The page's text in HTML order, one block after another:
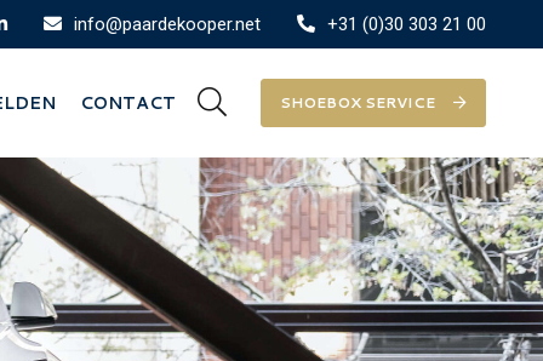
info@paardekooper.net +31 (0)30 303 21 00
CONTACT SHOEBOX SERVICE